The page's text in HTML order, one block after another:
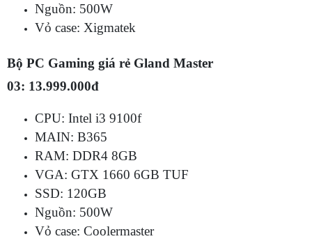
Nguồn: 500W
Vỏ case: Xigmatek
Bộ PC Gaming giá rẻ Gland Master
03: 13.999.000đ
CPU: Intel i3 9100f
MAIN: B365
RAM: DDR4 8GB
VGA: GTX 1660 6GB TUF
SSD: 120GB
Nguồn: 500W
Vỏ case: Coolermaster